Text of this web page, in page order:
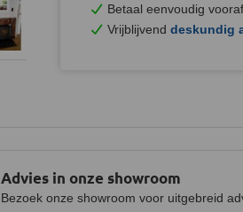
Betaal eenvoudig
Vrijblijvend deskundig
Advies in onze showroom
Bezoek onze showroom voor uitgebreid